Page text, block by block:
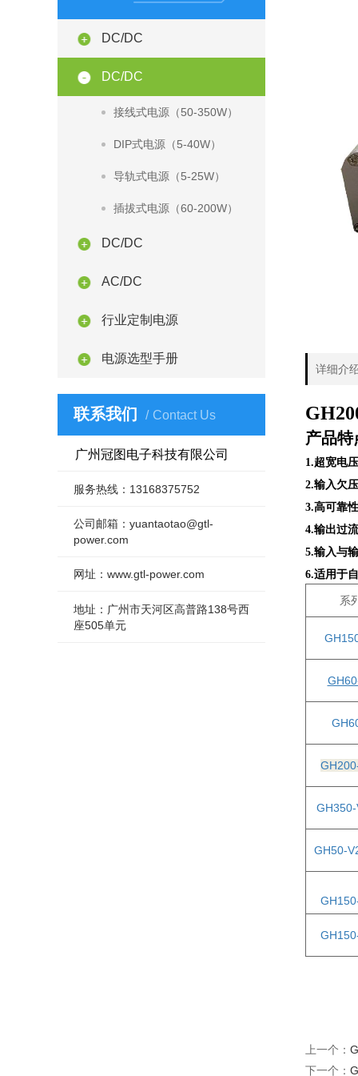
DC/DC
DC/DC
接线式电源（50-350W）
DIP式电源（5-40W）
导轨式电源（5-25W）
插拔式电源（60-200W）
DC/DC
AC/DC
行业定制电源
电源选型手册
联系我们 Contact Us
广州冠图电子科技有限公司
服务热线：13168375752
公司邮箱：yuantaotao@gtl-
power.com
网址：www.gtl-power.com
地址：广州市天河区高普路138号西
座505单元
详细介
产品特
1.超宽电
2.输入欠
3.高可靠
4.输出过
5.输入与
6.适用于
系
GH50-
上一个：
下一个：